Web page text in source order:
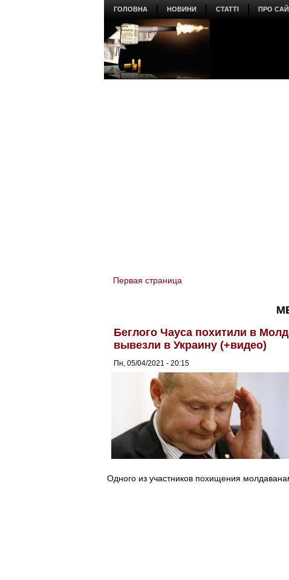
ГОЛОВНА НОВИНИ СТАТТІ ПРО
You are here
Первая страница
Беглого Чауса похитили в
вывезли в Украину (+видео)
Пн, 05/04/2021 - 20:15
Одного из участников похищения